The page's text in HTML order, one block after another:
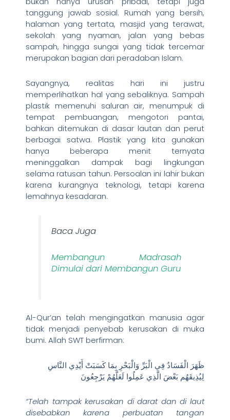
tanggung jawab sosial. Rumah yang bersih,
halaman yang tertata, masjid yang terawat,
sekolah yang nyaman, jalan yang bebas
sampah, hingga sungai yang tidak tercemar
merupakan bagian dari peradaban Islam.
Sayangnya, realitas hari ini justru
memperlihatkan hal yang sebaliknya. Sampah
plastik memenuhi saluran air, menumpuk di
tempat pembuangan, mengotori pantai,
bahkan ditemukan di dasar lautan dan perut
berbagai satwa. Plastik yang kita gunakan
hanya beberapa menit ternyata
meninggalkan dampak bagi lingkungan
selama ratusan tahun. Persoalan ini lahir bukan
karena kurangnya teknologi, tetapi karena
lemahnya kesadaran.
Baca Juga
Membangun Madrasah
Dimulai dari Membangun Guru
Al-Qur’an telah mengingatkan manusia agar
tidak menjadi penyebab kerusakan di muka
bumi. Allah SWT berfirman:
ظَهَرَ الْفَسَادُ فِي الْبَرِّ وَالْبَحْرِ بِمَا كَسَبَتْ أَيْدِي النَّاسِ
لِيُذِيقَهُم بَعْضَ الَّذِي عَمِلُوا لَعَلَّهُمْ يَرْجِعُونَ
“Telah tampak kerusakan di darat dan di laut
disebabkan karena perbuatan tangan